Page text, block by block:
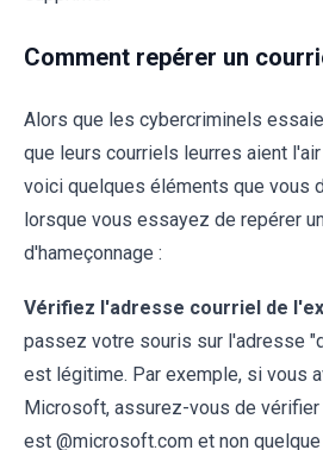
Comment repérer un
Alors que les cybercriminels
que leurs courriels leurres aient
voici quelques éléments que vous
lorsque vous essayez de repérer
d'hameçonnage :
Vérifiez l'adresse courriel de
passez votre souris sur l'adresse
est légitime. Par exemple, si vous
Microsoft, assurez-vous de
est @microsoft.com et non